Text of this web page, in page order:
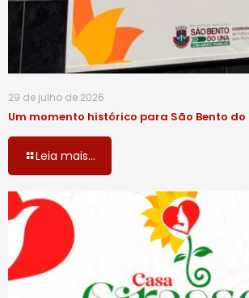
29 de julho de 2026
Um momento histórico para São Bento do
Leia mais...